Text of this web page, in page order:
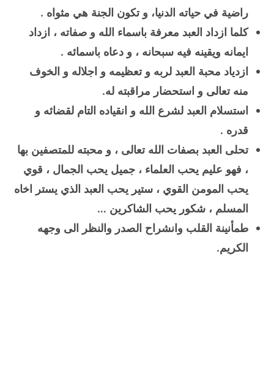
راضية في حياته الدنيا، و تكون الجنة هي مثواه .
كلما ازداد العبد معرفة باسماء الله و صفاته ، ازداد
ايمانه ويقينه فيه سبحانه ، و دعاه باسمائه .
ازدياد محبة العبد لربه و تعظيمه و اجلاله و الخوف
منه تعالى و استحضار مراقبته له.
استسلام العبد لشرع الله و انقياده التام لقضائه و
قدره .
تحلى العبد بصفات الله تعالى ، و محبته للمتصفين بها
، فهو عليم يحب العلماء ، جميل يحب الجمال ، قوي
يحب المومن القوي ، ستير يحب العبد الذي يستر اخاه
المسلم ، شكور يحب الشاكرين …
طمأنينة القلب وانشراح الصدر والنظر الى وجهه
الكريم.